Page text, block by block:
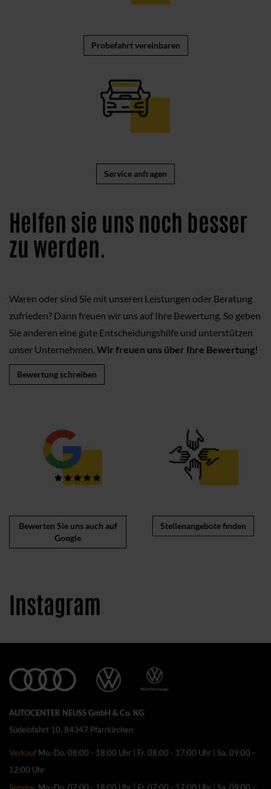
Probefahrt vereinbaren
Service anfragen
Helfen sie uns noch besser
zu werden.
Waren oder sind Sie mit unseren Leistungen oder Beratung
zufrieden? Dann freuen wir uns auf Ihre Bewertung. So geben
Sie anderen eine gute Entscheidungshilfe und unterstützen
unser Unternehmen.Wir freuen uns über Ihre Bewertung!
Bewertung schreiben
Bewerten Sie uns auch auf
Google
Stellenangebote finden
Instagram
AUTOCENTER NEUSS GmbH & Co. KG
Südeinfahrt 10, 84347 Pfarrkirchen
Verkauf Mo.-Do. 08:00 - 18:00 Uhr | Fr. 08:00 - 17:00 Uhr | Sa. 09:00 -
12:00 Uhr
Service Mo.-Do. 07:00 - 18:00 Uhr | Fr. 07:00 - 17:00 Uhr | Sa. 09:00 -